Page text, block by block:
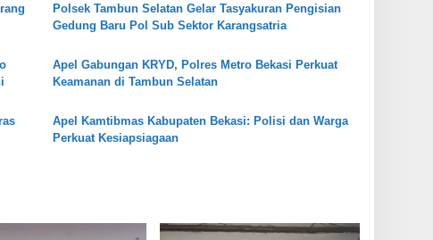
Polsek Tambun Selatan Gelar Tasyakuran Pengisian
Gedung Baru Pol Sub Sektor Karangsatria
Apel Gabungan KRYD, Polres Metro Bekasi Perkuat
Keamanan di Tambun Selatan
Apel Kamtibmas Kabupaten Bekasi: Polisi dan Warga
Perkuat Kesiapsiagaan